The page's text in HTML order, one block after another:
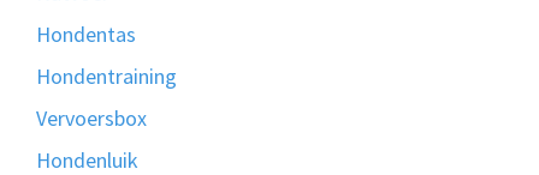
Hondentas
Hondentraining
Vervoersbox
Hondenluik